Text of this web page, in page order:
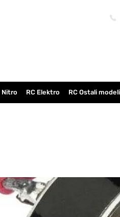
Nitro RC Elektro RC Ostali modeli